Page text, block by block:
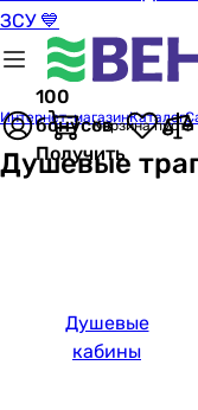
ЗСУ 💙
100
бонусов
Получить
Корзина пуста
Интернет-магазинКаталог
Душевые
Душевые
кабины